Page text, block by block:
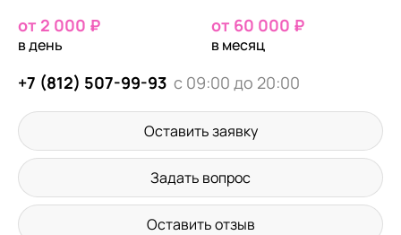
от 2 000 ₽
в день
от 60 000 ₽
в месяц
+7 (812) 507-99-93 с 09:00 до 20:00
Оставить заявку
Задать вопрос
Оставить отзыв